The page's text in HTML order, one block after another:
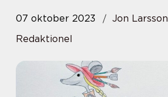
07 oktober 2023
Jon Larsson
Redaktionel